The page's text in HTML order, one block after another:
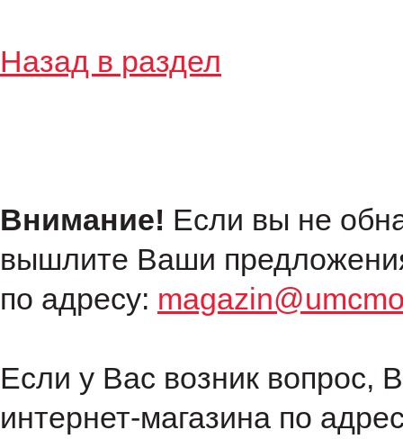
Назад в раздел
Внимание! Если вы не
вышлите Ваши
по адресу:
Если у Вас возник вопрос,
интернет-магазина по